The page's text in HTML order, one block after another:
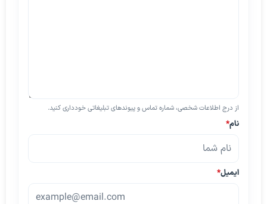
از درج اطلاعات شخصی، شماره تماس و پیوندهای تبلیغاتی خودداری کنید.
نام*
ایمیل*